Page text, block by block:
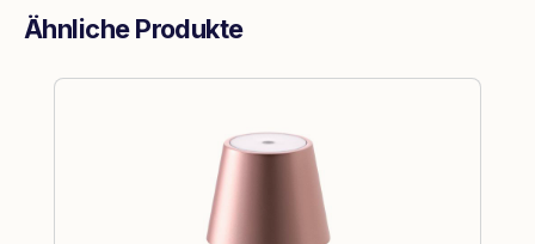
Ähnliche Produkte
Produktgalerie überspringen